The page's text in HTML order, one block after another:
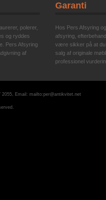
polerer,
og ryddes
Pers Afsyring
af
Garanti
Hos Pers Afsyring
afsyring,
være sikker på at
salg af originale
professionel
2055, Email: mailto:per@antikvitet.net